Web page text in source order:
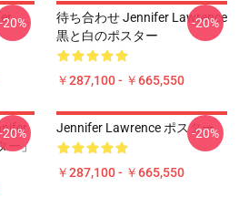
-20%
待ち合わせ Jennifer Lawrence
黒と白のポスター
￥287,100 - ￥665,550
-20%
ー」
-20% Jennifer Lawrence ポスター
￥287,100 - ￥665,550
-20%